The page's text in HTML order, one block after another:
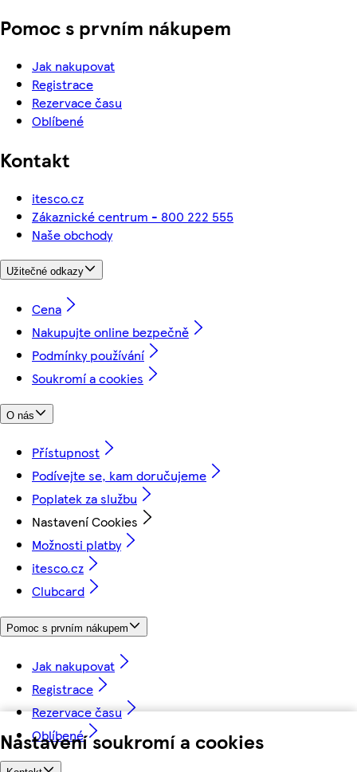
Nastavení soukromí a cookies
Pomoc s prvním nákupem
Jak nakupovat
Registrace
Rezervace času
Oblíbené
Kontakt
itesco.cz
Zákaznické centrum - 800 222 555
Naše obchody
Užitečné odkazy
Cena
Nakupujte online bezpečně
Podmínky používání
Soukromí a cookies
O nás
Přístupnost
Podívejte se, kam doručujeme
Poplatek za službu
Nastavení Cookies
Možnosti platby
itesco.cz
Clubcard
Pomoc s prvním nákupem
Jak nakupovat
Registrace
Rezervace času
Oblíbené